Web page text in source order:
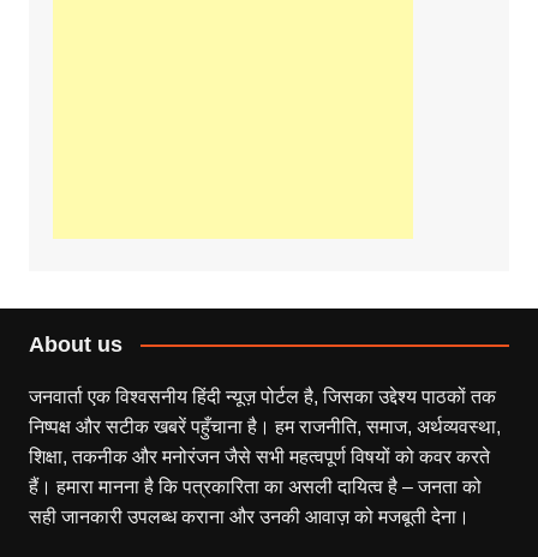
About us
जनवार्ता एक विश्वसनीय हिंदी न्यूज़ पोर्टल है, जिसका उद्देश्य पाठकों तक
निष्पक्ष और सटीक खबरें पहुँचाना है। हम राजनीति, समाज, अर्थव्यवस्था,
शिक्षा, तकनीक और मनोरंजन जैसे सभी महत्वपूर्ण विषयों को कवर करते
हैं। हमारा मानना है कि पत्रकारिता का असली दायित्व है – जनता को
सही जानकारी उपलब्ध कराना और उनकी आवाज़ को मजबूती देना।